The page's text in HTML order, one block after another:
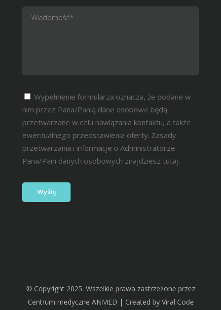
Wypełnienie formularza oznacza, że podane w
nim przez Pana/Panią dane osobowe będą
przetwarzane w celu nawiązania kontaktu, a także
ewentualnego przedstawienia oferty. Zasady
przetwarzania i informacje o Administratorze
Pana/Pani danych osobowych znajdziesz tutaj.
© Copyright 2025. Wszelkie prawa zastrzeżone przez
Centrum medyczne ANMED | Created by Viral Code